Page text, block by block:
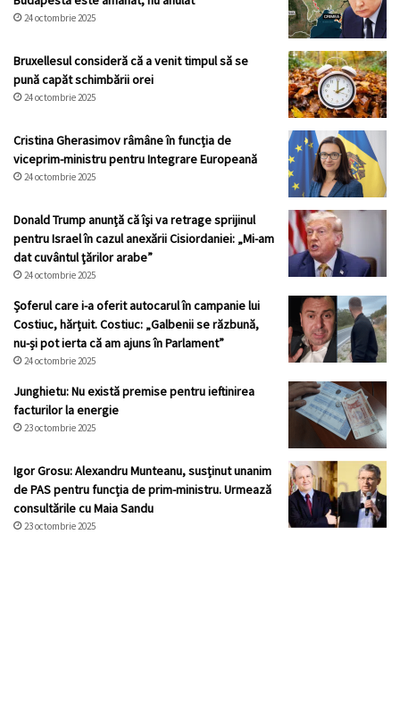
24 octombrie 2025
Bruxellesul consideră că a venit timpul să se
pună capăt schimbării orei
24 octombrie 2025
Cristina Gherasimov râmâne în funcția de
viceprim-ministru pentru Integrare Europeană
24 octombrie 2025
Donald Trump anunță că îşi va retrage sprijinul
pentru Israel în cazul anexării Cisiordaniei: „Mi-am
dat cuvântul ţărilor arabe”
24 octombrie 2025
Șoferul care i-a oferit autocarul în campanie lui
Costiuc, hărțuit. Costiuc: „Galbenii se răzbună,
nu-și pot ierta că am ajuns în Parlament”
24 octombrie 2025
Junghietu: Nu există premise pentru ieftinirea
facturilor la energie
23 octombrie 2025
Igor Grosu: Alexandru Munteanu, susținut unanim
de PAS pentru funcția de prim-ministru. Urmează
consultările cu Maia Sandu
23 octombrie 2025